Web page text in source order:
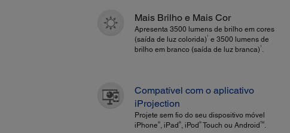
Mais Brilho e Mais Cor
Apresenta 3500 lumens de brilho em cores
(saída de luz colorida) e 3500 lumens de
brilho em branco (saída de luz branca)
Compatível com o aplicativo
iProjection
Projete sem fio do seu dispositivo móvel
iPhone ® , iPad ® , iPod ® Touch ou Android TM .